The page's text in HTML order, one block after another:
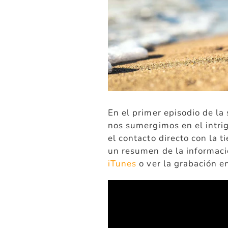
En el primer episodio de la
nos sumergimos en el
el contacto directo con la
un resumen de la
iTunes o ver la grabación